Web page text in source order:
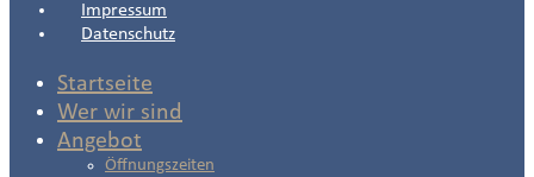
Impressum
Datenschutz
Startseite
Wer wir sind
Angebot
Öffnungszeiten